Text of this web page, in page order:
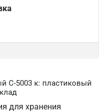
C-5003 к: пластиковый
для хранения